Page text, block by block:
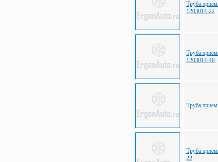
Труба
1203014-22
Труба
1203014-40
Труба
Труба
22